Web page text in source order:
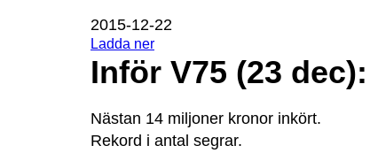
2015-12-22
Ladda ner
Inför V75 (23
Nästan 14 miljoner kronor inkört.
Rekord i antal segrar.